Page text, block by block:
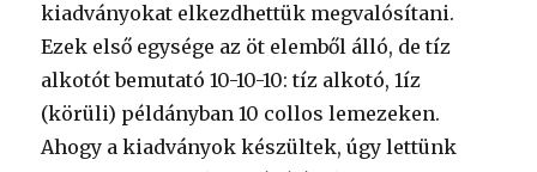
kiadványokat elkezdhettük megvalósítani.
Ezek első egysége az öt elemből álló, de tíz
alkotót bemutató 10-10-10: tíz alkotó, 1íz
(körüli) példányban 10 collos lemezeken.
Ahogy a kiadványok készültek, úgy lettünk